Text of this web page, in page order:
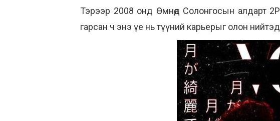
Тэрээр 2008 онд Өмнөд Солонгосын алдарт
гарсан ч энэ үе нь түүний карьерыг олон